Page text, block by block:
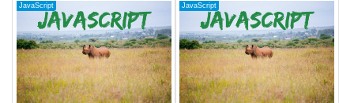
JavaScript JavaScript